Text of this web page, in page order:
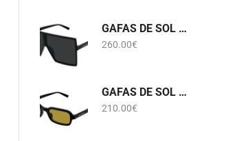
GAFAS DE SOL SL 909 BETTY S 001 SAINT LAURENT
260.00€
GAFAS DE SOL SL 908 002 SAINT LAURENT
210.00€